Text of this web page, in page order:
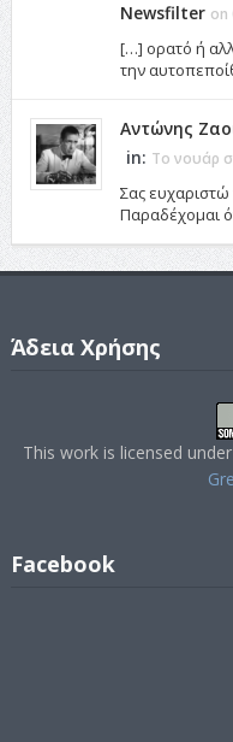
Newsfilter on
[…] ορατό ή
την
Αντώνης
in: Το νουάρ
Σας ευχαριστώ
Παραδέχομαι
Άδεια Χρήσης
This work is licensed
Facebook